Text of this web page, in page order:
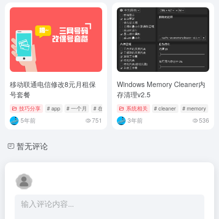
移动联通电信修改8元月租保
号套餐
技巧分享 # app # 一个月 # 在线
5年前 751
Windows Memory Cleaner内
存清理v2.5
系统相关 # cleaner # memory
3年前 536
暂无评论